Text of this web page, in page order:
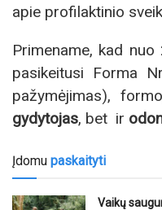
apie profilaktinio
Primename, kad
pasikeitusi Forma
pažymėjimas),
gydytojas, bet ir
Įdomu paskaityti
Vaikų